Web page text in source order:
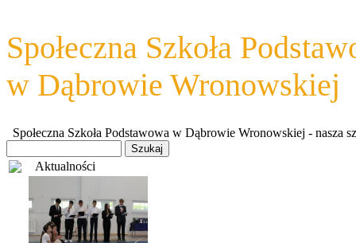
Społeczna Szkoła
w Dąbrowie Wronowskiej
Społeczna Szkoła Podstawowa w Dąbrowie Wronowskiej - nasza
Aktualności